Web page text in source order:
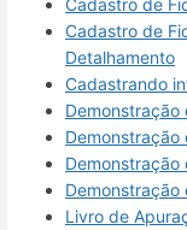
Cadastro de
Detalhamento
Cadastrando
Demonstração
Demonstração
Livro de